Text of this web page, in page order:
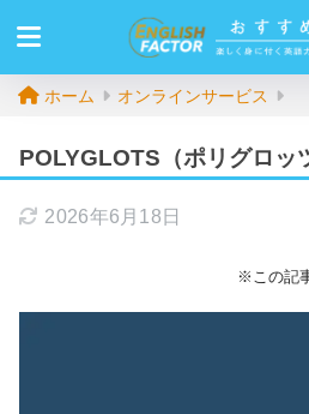
ホーム オンラインサービス
POLYGLOTS（ポリグロッ
2026年6月18日
※この記